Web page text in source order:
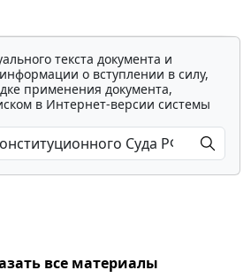
текста документа и
о вступлении в силу,
применения документа,
в Интернет-версии системы
все материалы